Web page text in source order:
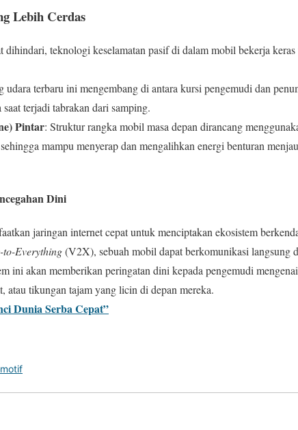
Lebih Cerdas
dihindari, teknologi keselamatan pasif di dalam mobil bekerja
udara terbaru ini mengembang di antara kursi pengemudi dan
terjadi tabrakan dari samping.
Pintar: Struktur rangka mobil masa depan dirancang
mampu menyerap dan mengalihkan energi benturan
Dini
jaringan internet cepat untuk menciptakan ekosistem
to-Everything(V2X), sebuah mobil dapat berkomunikasi langsung
ini akan memberikan peringatan dini kepada pengemudi
atau tikungan tajam yang licin di depan mereka.
Dunia Serba Cepat”